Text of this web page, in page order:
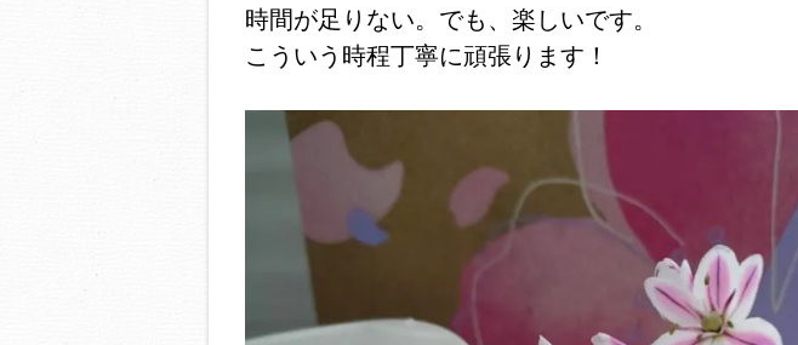
時間が足りない。でも、楽しいです。
こういう時程丁寧に頑張ります！